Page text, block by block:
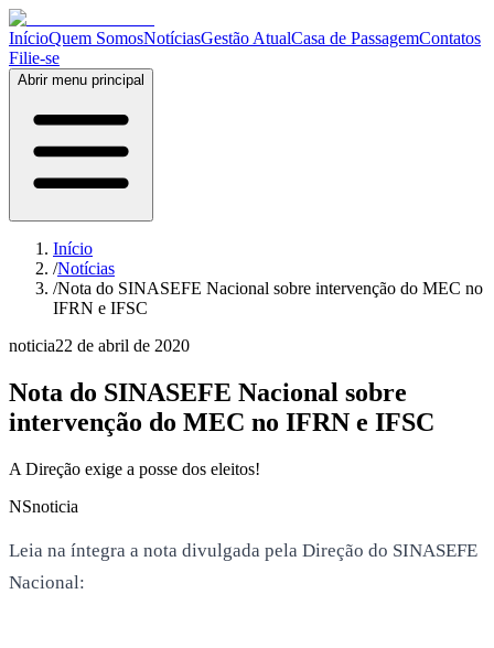
InícioQuem SomosNotíciasGestão AtualCasa de PassagemContatos
Filie-se
Abrir menu principal
Início
/Notícias
/Nota do SINASEFE Nacional sobre intervenção do MEC no
IFRN e IFSC
noticia22 de abril de 2020
Nota do SINASEFE Nacional sobre
intervenção do MEC no IFRN e IFSC
A Direção exige a posse dos eleitos!
NSnoticia
Leia na íntegra a nota divulgada pela Direção do SINASEFE
Nacional: